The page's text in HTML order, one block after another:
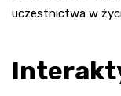
uczestnictwa w